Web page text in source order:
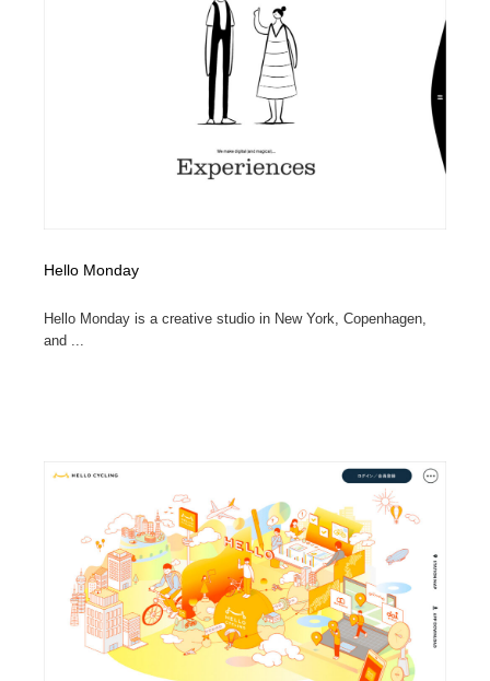
Hello Monday
Hello Monday is a creative studio in New York, Copenhagen,
and ...